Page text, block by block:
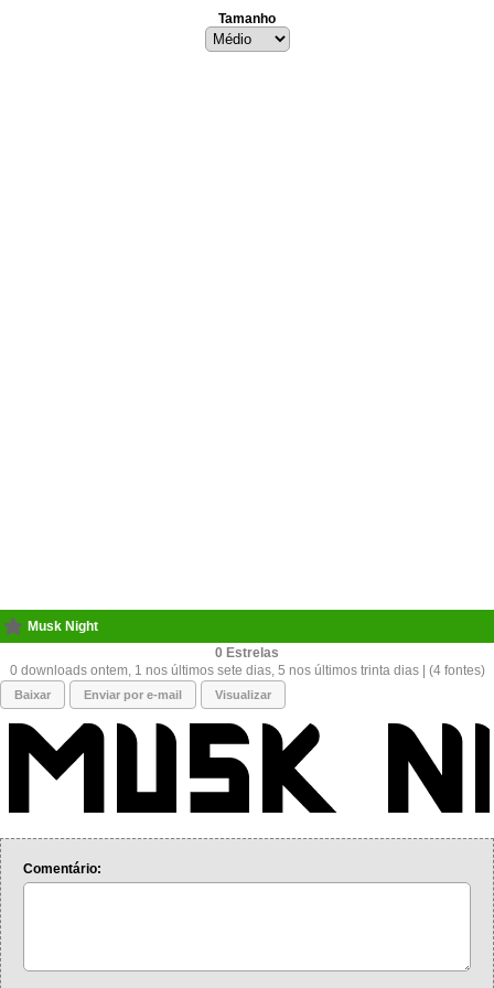
Tamanho
Musk Night
0
0 downloads ontem, 1 nos últimos sete dias, 5 nos últimos trinta dias | (4 fontes)
Baixar Enviar por e-mail Visualizar
Comentário: